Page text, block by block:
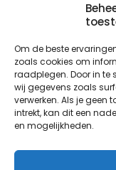
Om de beste
zoals cookies om
raadplegen. Door in te
wij gegevens zoals
verwerken. Als je
intrekt, kan dit een
en mogelijkheden.
Hartong
Eikenbussel 88,
5689AJ Oirschot
Bezoekadres
Sierheuvel 2